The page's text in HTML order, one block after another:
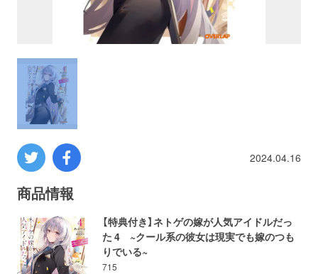
2024.04.16
商品情報
【特典付き】ネトゲの嫁が人気アイドルだっ
た 4 ~クール系の彼女は現実でも嫁のつも
りでいる~
715
ミリタリー
イベント
フェア お知らせ
会社概要